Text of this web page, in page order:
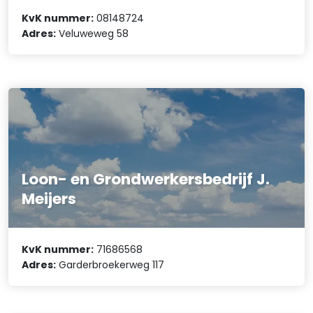
KvK nummer: 08148724
Adres: Veluweweg 58
Loon- en Grondwerkersbedrijf J.
Meijers
KvK nummer: 71686568
Adres: Garderbroekerweg 117